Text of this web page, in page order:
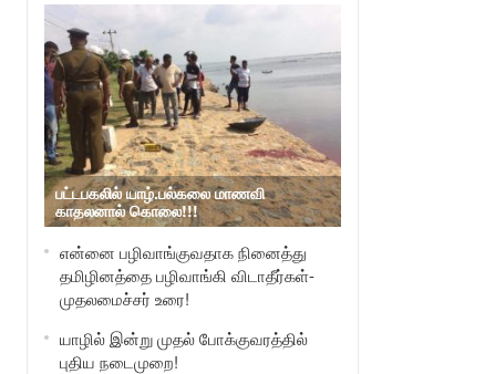
பட்டபகலில் யாழ்.பல்கலை மாணவி
காதலனால் கொலை!!!
என்னை பழிவாங்குவதாக நினைத்து
தமிழினத்தை பழிவாங்கி விடாதீர்கள்-
முதலமைச்சர் உரை!
யாழில் இன்று முதல் போக்குவரத்தில்
புதிய நடைமுறை!